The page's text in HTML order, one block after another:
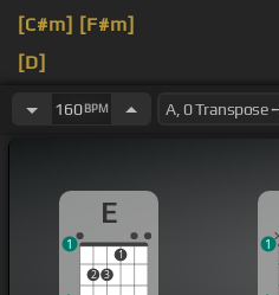
[C#m] [F#m]
[D]
[F#]
160BPM
E
2 3
1
1 1